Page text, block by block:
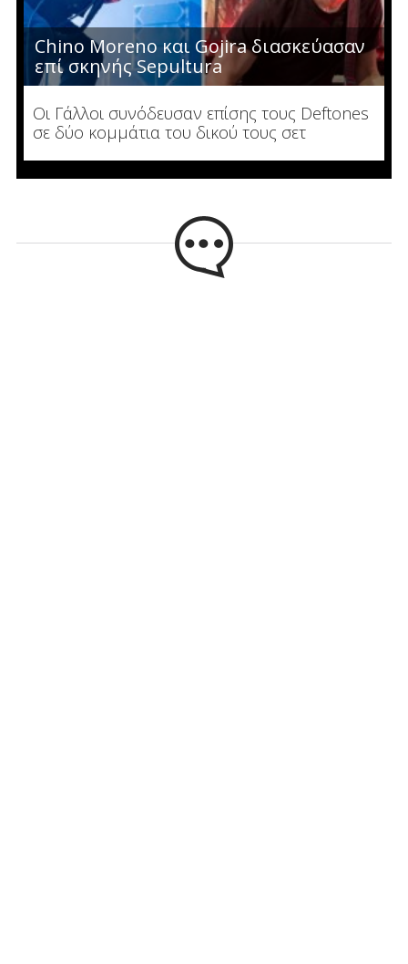
Chino Moreno και Gojira διασκεύασαν
επί σκηνής Sepultura
Οι Γάλλοι συνόδευσαν επίσης τους Deftones
σε δύο κομμάτια του δικού τους σετ